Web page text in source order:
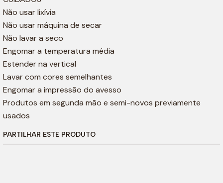
Não usar lixívia
Não usar máquina de secar
Não lavar a seco
Engomar a temperatura média
Estender na vertical
Lavar com cores semelhantes
Engomar a impressão do avesso
Produtos em segunda mão e semi-novos previamente
usados
PARTILHAR ESTE PRODUTO